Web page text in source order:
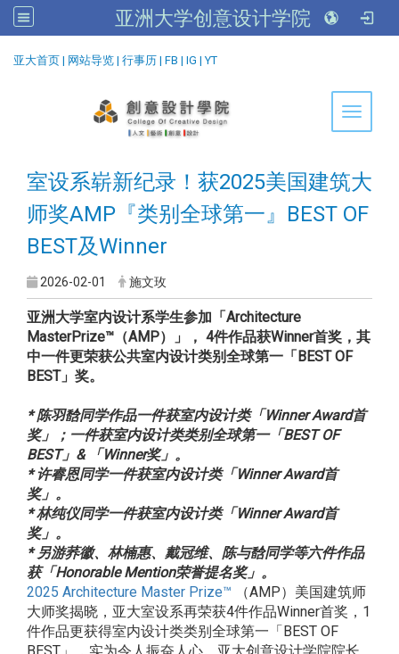
亚洲大学创意设计学院
亚大首页 | 网站导览 | 行事历 | FB | IG | YT
Toggle
室设系崭新纪录！获2025美国建筑大
师奖AMP『类别全球第一』BEST OF
BEST及Winner
2026-02-01 施文玫
亚洲大学室内设计系学生参加「 Architecture
MasterPrize™ （AMP） 」， 4件作品获Winner首奖，其
中一件更荣获公共室内设计类别全球第一「 BEST OF
BEST」奖。
*陈羽馠同学作品一件获室内设计类「Winner Award首
奖」；一件获室内设计类类别全球第一「BEST OF
BEST」& 「Winner奖」。
*许睿恩同学一件获室内设计类「Winner Award首
奖」。
*林纯仪同学一件获室内设计类「Winner Award首
奖」。
*另游荞徽、林楠惠、戴冠维、陈与馠同学等六件作品
获「Honorable Mention荣誉提名奖」。
2025 Architecture Master Prize™
（AMP）美国建筑师
大师奖揭晓，亚大室设系再荣获4件作品Winner首奖，1
件作品更获得室内设计类类别全球第一「BEST OF